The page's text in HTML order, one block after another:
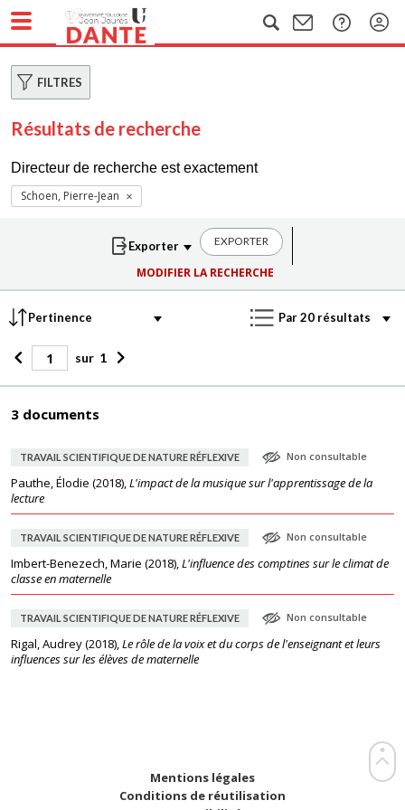
FILTRES
Résultats de recherche
Directeur de recherche est exactement
Schoen, Pierre-Jean
EXPORTER
MODIFIER LA RECHERCHE
sur 1
3 documents
TRAVAIL SCIENTIFIQUE DE NATURE RÉFLEXIVE Non consultable
Pauthe, Élodie (2018),L'impact de la musique sur l'apprentissage de la
lecture
TRAVAIL SCIENTIFIQUE DE NATURE RÉFLEXIVE Non consultable
Imbert-Benezech, Marie (2018),L'influence des comptines sur le climat de
classe en maternelle
TRAVAIL SCIENTIFIQUE DE NATURE RÉFLEXIVE Non consultable
Rigal, Audrey(2018),Le rôle de la voix et du corps de l'enseignant et leurs
influences sur les élèves de maternelle
Mentions légales
Conditions de réutilisation